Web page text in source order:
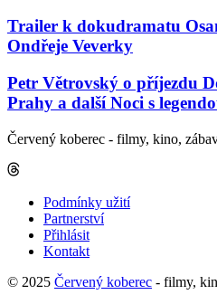
Trailer k dokudramatu
Ondřeje Veverky
Petr Větrovský o příjezdu
Prahy a další Noci s
Červený koberec - filmy, kino,
Podmínky užití
Partnerství
Přihlásit
Kontakt
© 2025 Červený koberec - filmy,